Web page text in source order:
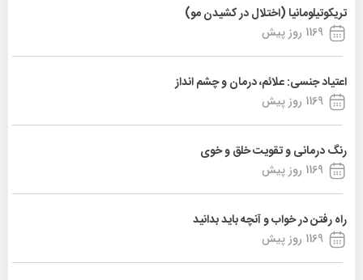
تریکوتیلومانیا (اختلال در کشیدن مو)
1169 روز پیش
اعتیاد جنسی: علائم، درمان و چشم انداز
1169 روز پیش
رنگ درمانی و تقویت خلق و خوی
1169 روز پیش
راه رفتن در خواب و آنچه باید بدانید
1169 روز پیش